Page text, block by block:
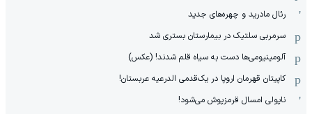
رئال مادرید و چهره‌های جدید
سرمربی سلتیک در بیمارستان بستری شد
آلومینیومی‌ها دست به سیاه قلم شدند! (عکس)
کاپیتان قهرمان اروپا در یک‌قدمی الدرعیه عربستان!
ناپولی امسال قرمزپوش می‌شود!